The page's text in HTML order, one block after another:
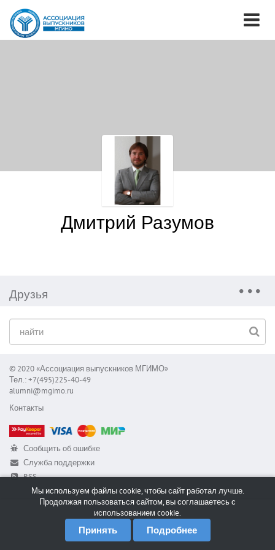
Дмитрий Разумов
Друзья
© 2020 «Ассоциация выпускников МГИМО»
Тел.: +7(495)225-40-49
alumni@mgimo.ru
Контакты
Сообщить об ошибке
Служба поддержки
RSS
Мы используем файлы cookie, чтобы сайт работал лучше.
Продолжая пользоваться сайтом, вы соглашаетесь с
использованием cookie.
Принять Подробнее